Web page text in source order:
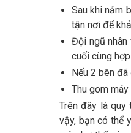
Sau khi nắm
tận nơi để
Đội ngũ nhân
cuối cùng
Nếu 2 bên
Thu gom
Trên đây là quy
vậy, bạn có thể